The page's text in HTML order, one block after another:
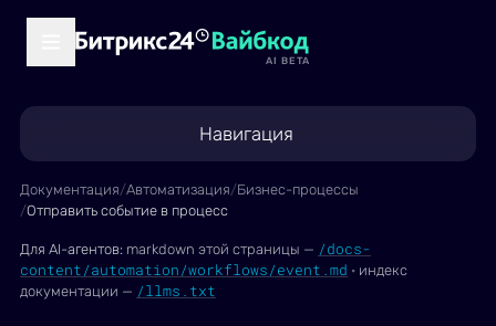
AI BETA
Навигация
Документация/Автоматизация/Бизнес-процессы
/Отправить событие в процесс
Для AI-агентов: markdown этой страницы — /docs-
content/automation/workflows/event.md · индекс
документации — /llms.txt